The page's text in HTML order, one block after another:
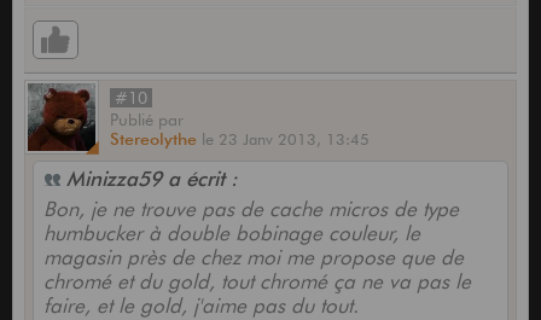
#10
Publié par
Stereolythe le 23 Janv 2013, 13:45
Minizza59 a écrit :
Bon, je ne trouve pas de cache micros de type
humbucker à double bobinage couleur, le
magasin près de chez moi me propose que de
chromé et du gold, tout chromé ça ne va pas le
faire, et le gold, j'aime pas du tout.